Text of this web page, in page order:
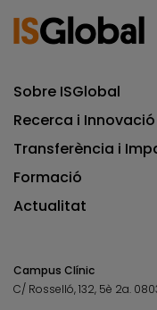
Sobre ISGlobal
Recerca i Innovació
Transferència i
Formació
Actualitat
Campus Clínic
C/ Rosselló, 132, 5è 2a.